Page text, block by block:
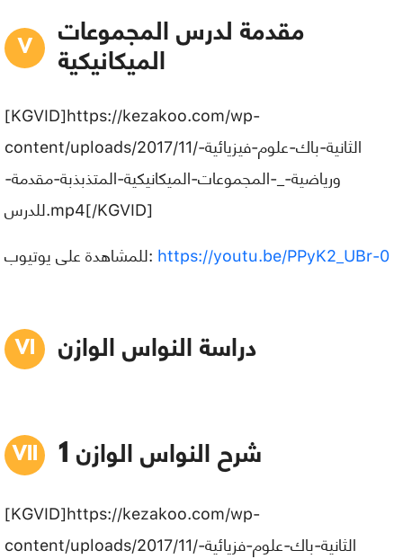
مقدمة لدرس المجموعات
الميكانيكية
[KGVID]https://kezakoo.com/wp-
content/uploads/2017/11/الثانية-باك-علوم-فيزيائية-
ورياضية-_-المجموعات-الميكانيكية-المتذبذبة-مقدمة-
للدرس.mp4[/KGVID]
للمشاهدة على يوتيوب: https://youtu.be/PPyK2_UBr-0
دراسة النواس الوازن
1 شرح النواس الوازن
[KGVID]https://kezakoo.com/wp-
content/uploads/2017/11/الثانية-باك-علوم-فزيائية-